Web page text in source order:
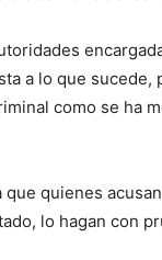
a lo que
como se ha
quienes
lo hagan con